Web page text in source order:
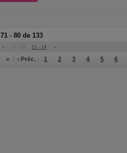
71 - 80 de 133
« 1 - 10 11 - 14 »
« ‹ Préc. 1 2 3 4 5 6